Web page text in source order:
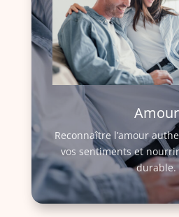
Amour
Reconnaître l’amour
vos sentiments et
durable.